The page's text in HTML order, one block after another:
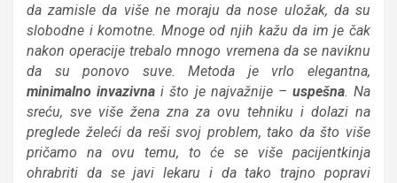
da zamisle da više ne moraju da nose uložak, da su
slobodne i komotne. Mnoge od njih kažu da im je čak
nakon operacije trebalo mnogo vremena da se naviknu
da su ponovo suve. Metoda je vrlo elegantna,
minimalno invazivna i što je najvažnije – uspešna. Na
sreću, sve više žena zna za ovu tehniku i dolazi na
preglede želeći da reši svoj problem, tako da što više
pričamo na ovu temu, to će se više pacijentkinja
ohrabriti da se javi lekaru i da tako trajno popravi